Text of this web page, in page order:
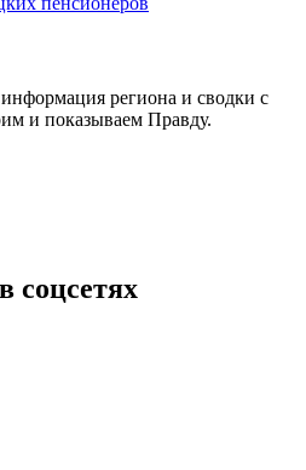
региона и сводки с
и показываем Правду.
соцсетях